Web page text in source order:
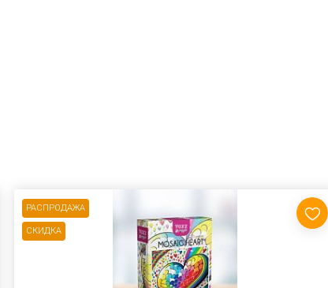
РАСПРОДАЖА
СКИДКА